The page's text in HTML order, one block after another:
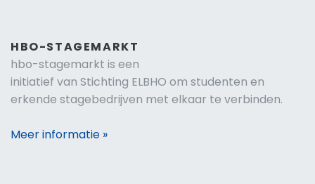
HBO-STAGEMARKT
hbo-stagemarkt is een
initiatief van Stichting ELBHO om studenten en
erkende stagebedrijven met elkaar te verbinden.
Meer informatie »